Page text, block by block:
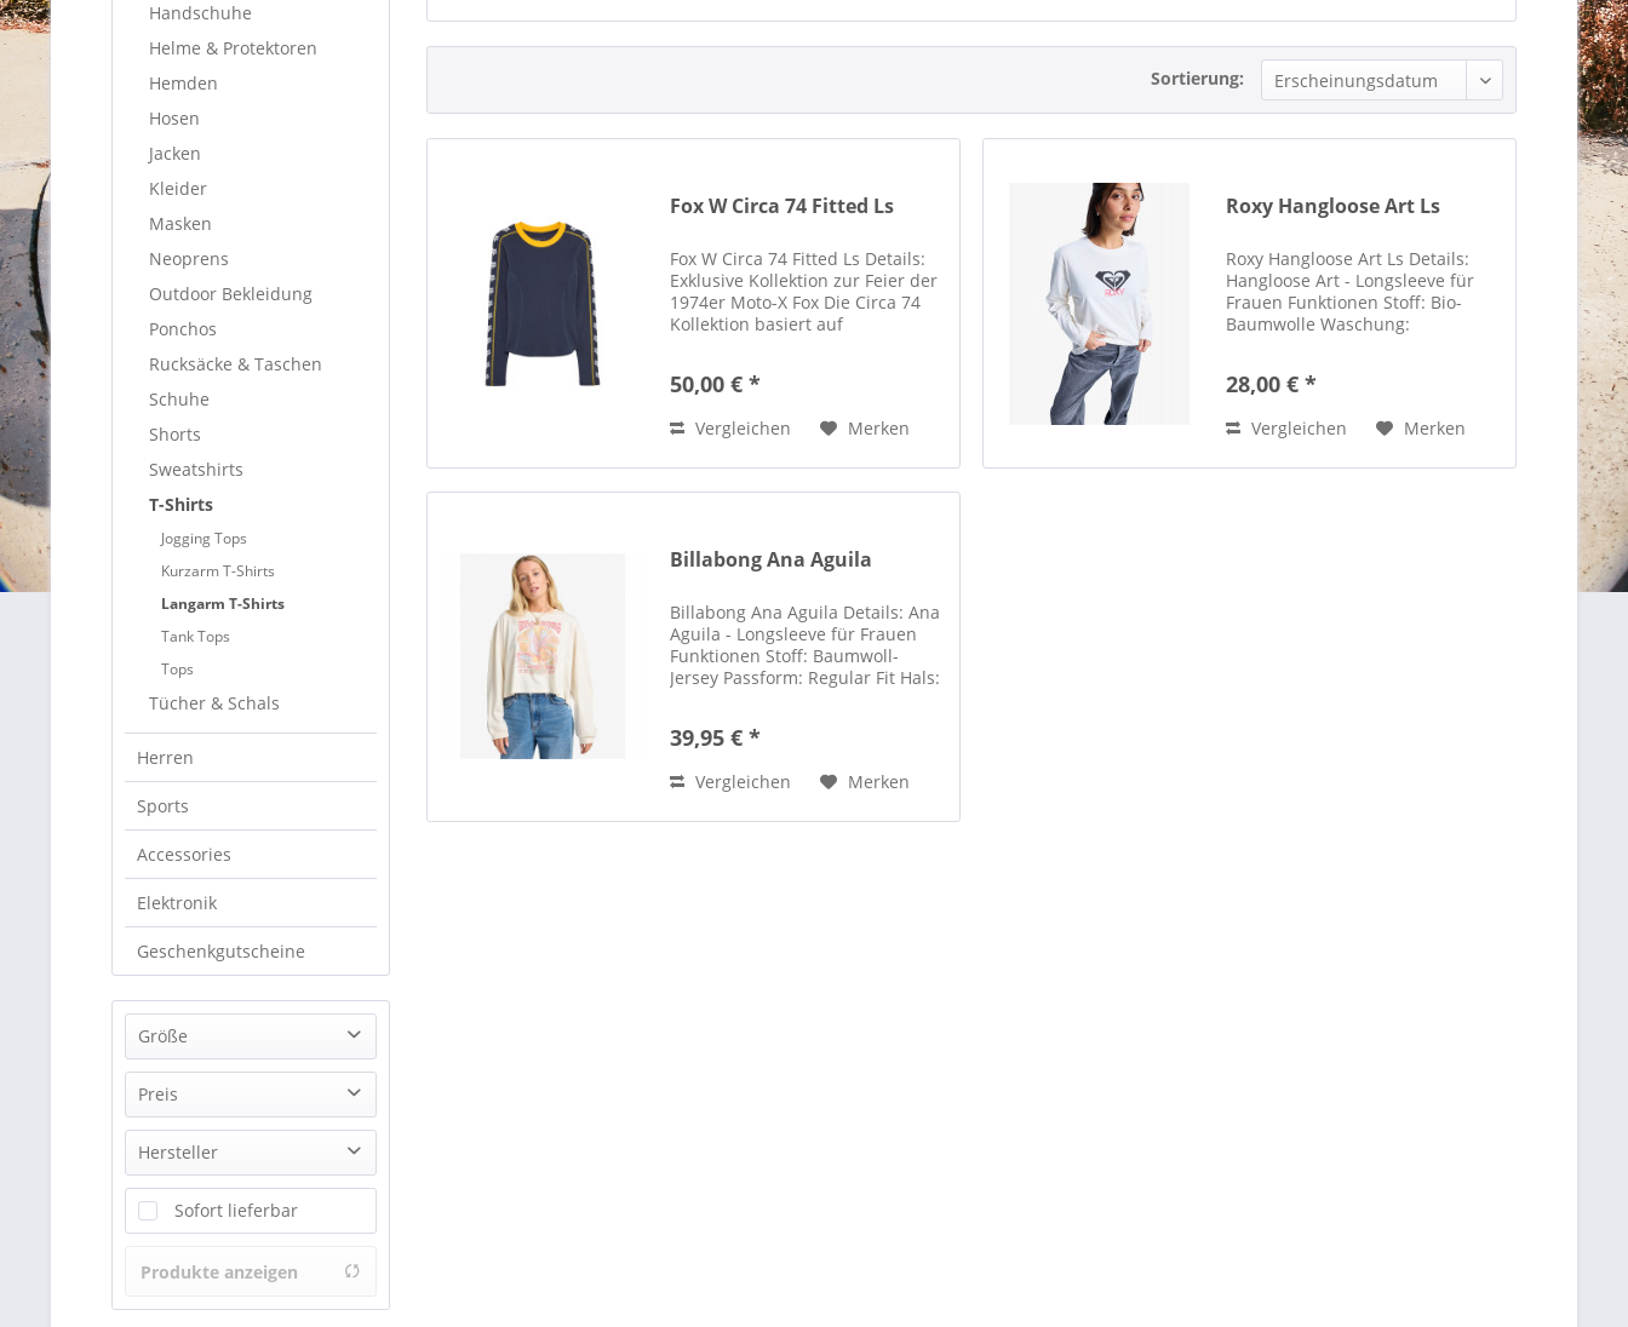
Handschuhe
Helme & Protektoren
Hemden
Hosen
Jacken
Kleider
Masken
Neoprens
Outdoor Bekleidung
Ponchos
Rucksäcke & Taschen
Schuhe
Shorts
Sweatshirts
T-Shirts
Jogging Tops
Kurzarm T-Shirts
Langarm T-Shirts
Tank Tops
Tops
Tücher & Schals
Herren
Sports
Accessories
Elektronik
Geschenkgutscheine
Größe
S
M
L
Preis
von28,00 €bis50,00 €
Hersteller
Billabong
Fox
Roxy
Sofort lieferbar
Produkte anzeigen
Sortierung:
Fox W Circa 74 Fitted Ls
Fox W Circa 74 Fitted Ls Details:
Exklusive Kollektion zur Feier der
1974er Moto-X Fox Die Circa 74
Kollektion basiert auf
Grafiken - und wurde entworfen,
50,00 € *
Vergleichen Merken
Roxy Hangloose Art Ls
Roxy Hangloose Art Ls Details:
Hangloose Art - Longsleeve für
Frauen Funktionen Stoff: Bio-
Baumwolle Waschung:
Rundhalsausschnitt Rippstrick
Nacken Logoprint...
28,00 € *
Vergleichen Merken
Billabong Ana Aguila
Billabong Ana Aguila Details: Ana
Aguila - Longsleeve für Frauen
Funktionen Stoff: Baumwoll-
Jersey Passform: Regular Fit Hals:
Rückseite Zusammensetzung
39,95 € *
Vergleichen Merken